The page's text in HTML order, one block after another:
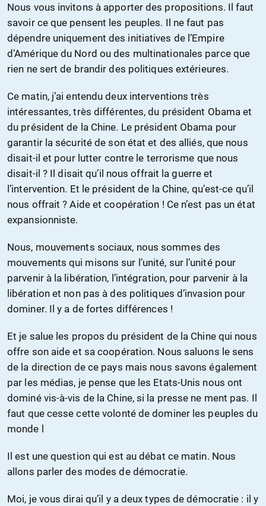
Nous vous invitons à apporter des propositions. Il faut
savoir ce que pensent les peuples. Il ne faut pas
dépendre uniquement des initiatives de l’Empire
d’Amérique du Nord ou des multinationales parce que
rien ne sert de brandir des politiques extérieures.
Ce matin, j’ai entendu deux interventions très
intéressantes, très différentes, du président Obama et
du président de la Chine. Le président Obama pour
garantir la sécurité de son état et des alliés, que nous
disait-il et pour lutter contre le terrorisme que nous
disait-il ? Il disait qu’il nous offrait la guerre et
l’intervention. Et le président de la Chine, qu’est-ce qu’il
nous offrait ? Aide et coopération ! Ce n’est pas un état
expansionniste.
Nous, mouvements sociaux, nous sommes des
mouvements qui misons sur l’unité, sur l’unité pour
parvenir à la libération, l’intégration, pour parvenir à la
libération et non pas à des politiques d’invasion pour
dominer. Il y a de fortes différences !
Et je salue les propos du président de la Chine qui nous
offre son aide et sa coopération. Nous saluons le sens
de la direction de ce pays mais nous savons également
par les médias, je pense que les Etats-Unis nous ont
dominé vis-à-vis de la Chine, si la presse ne ment pas. Il
faut que cesse cette volonté de dominer les peuples du
monde l
Il est une question qui est au débat ce matin. Nous
allons parler des modes de démocratie.
Moi, je vous dirai qu’il y a deux types de démocratie : il y